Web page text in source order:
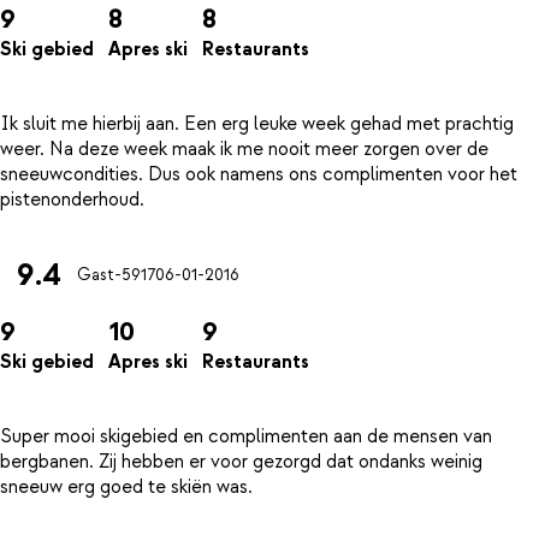
9
Ski gebied
8
Apres ski
8
Restaurants
Ik sluit me hierbij aan. Een erg leuke week gehad met prachtig
weer. Na deze week maak ik me nooit meer zorgen over de
sneeuwcondities. Dus ook namens ons complimenten voor het
9.4 Gast-591706-01-2016
9
Ski gebied
10
Apres ski
9
Restaurants
Super mooi skigebied en complimenten aan de mensen van
bergbanen. Zij hebben er voor gezorgd dat ondanks weinig